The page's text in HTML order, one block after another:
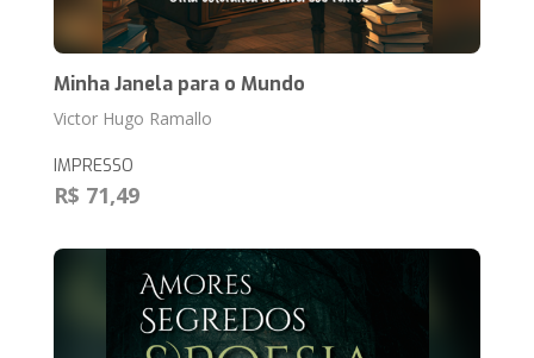
Minha Janela para o Mundo
Victor Hugo Ramallo
IMPRESSO
R$ 71,49